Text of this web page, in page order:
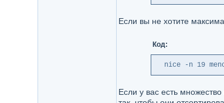
Если вы не хотите
Код:
nice -n 19
Если у вас есть